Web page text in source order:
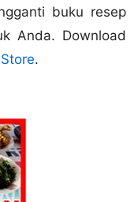
buku resep
Anda. Download
.